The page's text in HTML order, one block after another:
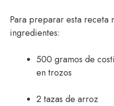
Para preparar esta receta
ingredientes:
500 gramos de
en trozos
2 tazas de arroz